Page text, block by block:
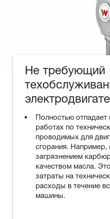
Не требующий
Полностью
работах по
проводимых для
сгорания. Например,
загрязнением
качеством масла.
затраты на
расходы в течение
машины.